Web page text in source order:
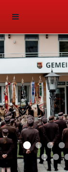
Aktuell 046
Aktuell
Start
Aktuell